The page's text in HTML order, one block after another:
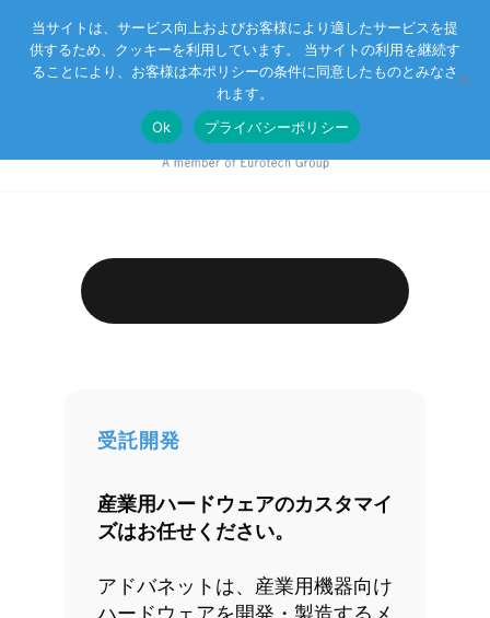
Eurotechグループ お客様サポート お問い合わせ
受託開発
産業用ハードウェアのカスタマイ
ズはお任せください。
アドバネットは、産業用機器向け
ハードウェアを開発・製造するメ
当サイトは、サービス向上およびお客様により適したサービスを提
供するため、クッキーを利用しています。 当サイトの利用を継続す
ることにより、お客様は本ポリシーの条件に同意したものとみなさ
れます。
Ok
プライバシーポリシー